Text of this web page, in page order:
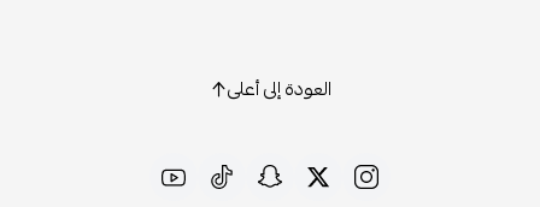
العودة إلى أعلى